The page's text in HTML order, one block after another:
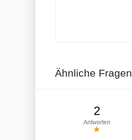
Ähnliche Fragen
2
Antworten